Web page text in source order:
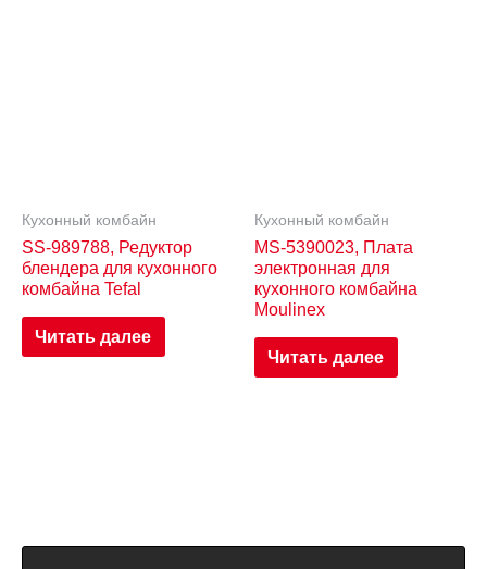
Кухонный комбайн
SS-989788, Редуктор
блендера для кухонного
комбайна Tefal
Читать далее
Кухонный комбайн
MS-5390023, Плата
электронная для
кухонного комбайна
Moulinex
Читать далее